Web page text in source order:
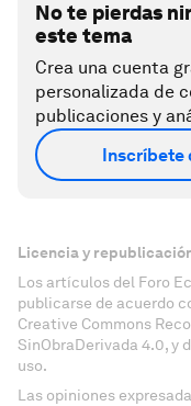
No te pierdas
este tema
Crea una cuenta
personalizada de
publicaciones y
Inscríbete
Licencia y
Los artículos del Foro
publicarse de acuerdo
Creative Commons
SinObraDerivada 4.0, y
uso.
Las opiniones